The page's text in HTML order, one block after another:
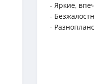
- Яркие,
-
-